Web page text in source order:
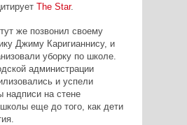
The Star.
же позвонил своему
Джиму Каригианнису, и
уборку по школе.
администрации
и успели
надписи на стене
еще до того, как дети